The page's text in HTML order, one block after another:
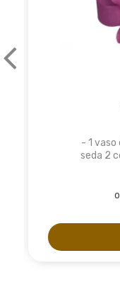
- 1 vaso
seda 2